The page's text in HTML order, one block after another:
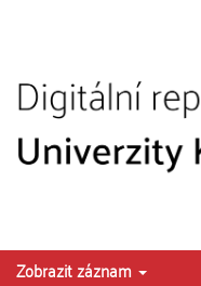
Zobrazit záznam